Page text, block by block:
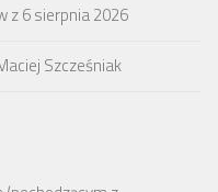
z 6 sierpnia 2026
Szcześniak